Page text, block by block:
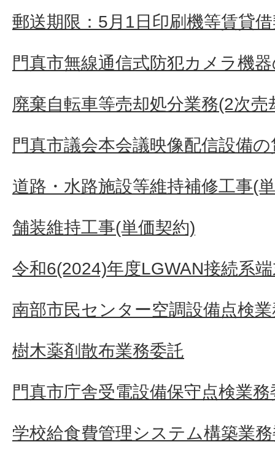
郵送期限：5月1日印刷機等賃貸
門真市無線通信式防犯カメラ機
廃棄自転車等売却処分業務(2次売
門真市議会本会議映像配信設備
道路・水路施設等維持補修工事(
舗装維持工事(単価契約)
令和6(2024)年度LGWAN接続系
南部市民センター空調設備点検
樹木薬剤散布業務委託
門真市庁舎受電設備保守点検業務
学校給食費管理システム構築業